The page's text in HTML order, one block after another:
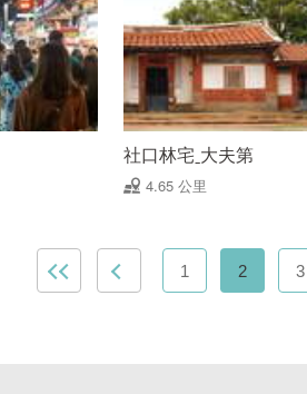
社口林宅ˍ大夫第
4.65 公里
1 2 3